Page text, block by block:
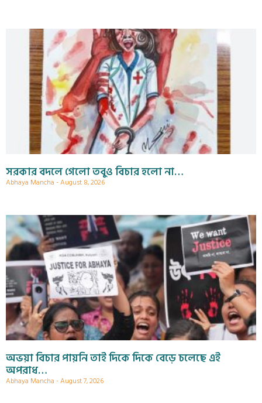
সরকার বদলে গেলো তবুও বিচার হলো না…
Abhaya Mancha August 8, 2026
অভয়া বিচার পায়নি তাই দিকে দিকে বেড়ে চলেছে এই
অপরাধ…
Abhaya Mancha August 7, 2026